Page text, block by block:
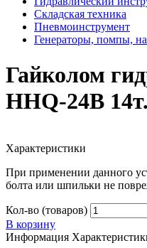
Складская техника
Пневмоинструмент
Генераторы, помпы,
Гайколом
HHQ-24B
Характеристики
При применении данного
болта или шпильки не
Кол-во (товаров)
В корзину
Информация